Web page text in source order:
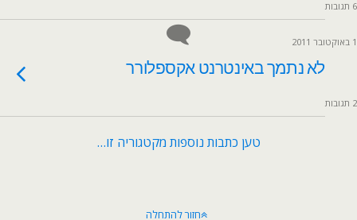
6 תגובות
1 באוקטובר 2011
לא נתמך באינטרנט אקספלורר
2 תגובות
טען כתבות נוספות מקטגוריה זו…
חזור להתחלה